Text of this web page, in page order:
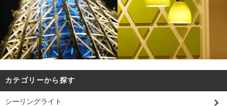
カテゴリーから探す
シーリングライト